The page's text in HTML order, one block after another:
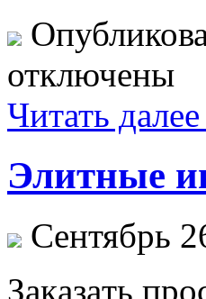
отключены
Читать
Элитные
Сентябрь
Зaкaзaть